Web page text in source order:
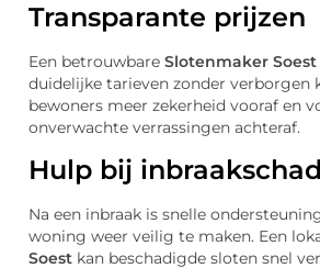
Transparante prijzen
Een betrouwbare Slotenmaker Soest
duidelijke tarieven zonder verborgen
bewoners meer zekerheid vooraf en
onverwachte verrassingen achteraf.
Hulp bij
Na een inbraak is snelle
woning weer veilig te maken. Een
Soest kan beschadigde sloten snel